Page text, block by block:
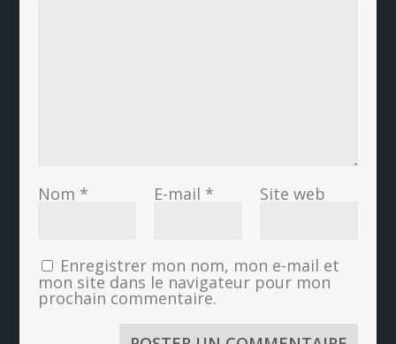
Nom * E-mail * Site web
Enregistrer mon nom, mon e-mail et
mon site dans le navigateur pour mon
prochain commentaire.